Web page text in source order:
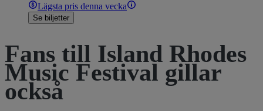
Lägsta pris denna vecka
Se biljetter
Fans till Island Rhodes
Music Festival gillar
också